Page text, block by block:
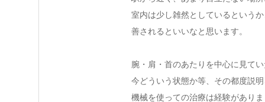
室内は少し雑然としているという
善されるといいなと思います。
腕・肩・首のあたりを中心に見て
今どういう状態か等、その都度説
機械を使っての治療は経験があり